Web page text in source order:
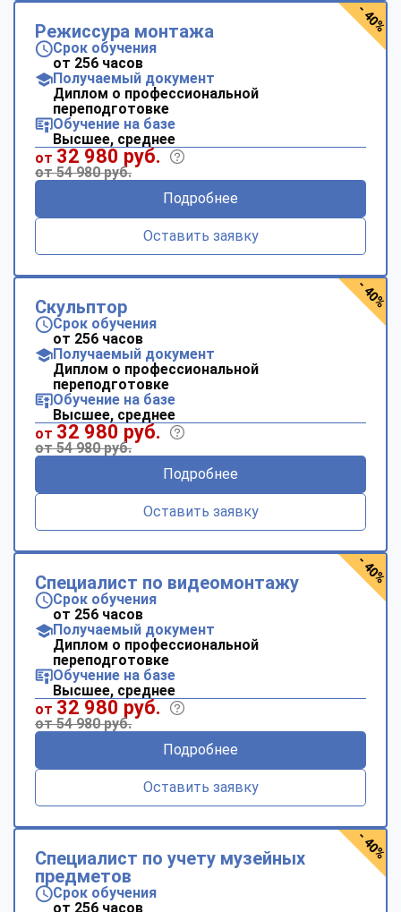
Режиссура монтажа
Срок обучения
от 256 часов
Получаемый документ
Диплом о профессиональной
переподготовке
Обучение на базе
Высшее, среднее
от 32 980 руб.
от 54 980 руб.
Подробнее
Оставить заявку
- 40%
Скульптор
Срок обучения
от 256 часов
Получаемый документ
Диплом о профессиональной
переподготовке
Обучение на базе
Высшее, среднее
от 32 980 руб.
от 54 980 руб.
Подробнее
Оставить заявку
- 40%
Специалист по видеомонтажу
Срок обучения
от 256 часов
Получаемый документ
Диплом о профессиональной
переподготовке
Обучение на базе
Высшее, среднее
от 32 980 руб.
от 54 980 руб.
Подробнее
Оставить заявку
- 40%
Специалист по учету музейных
предметов
Срок обучения
от 256 часов
- 40%